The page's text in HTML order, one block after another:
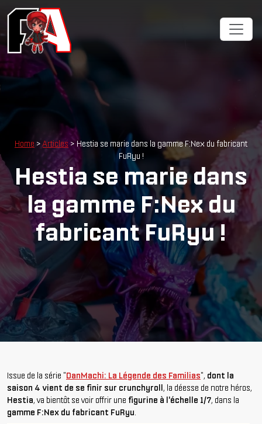
Home > Articles > Hestia se marie dans la gamme F:Nex du fabricant
FuRyu !
Hestia se marie dans
la gamme F:Nex du
fabricant FuRyu !
Issue de la série "DanMachi: La Légende des Familias", dont la
saison 4 vient de se finir sur crunchyroll, la déesse de notre héros,
Hestia, va bientôt se voir offrir une figurine à l'échelle 1/7, dans la
gamme F:Nex du fabricant FuRyu.